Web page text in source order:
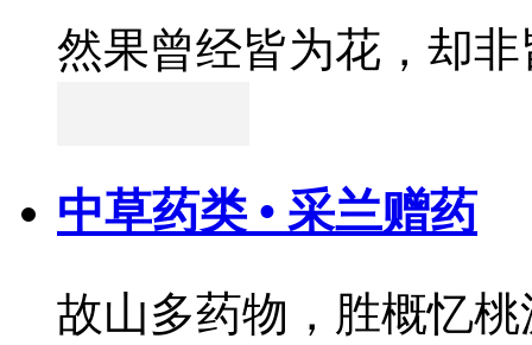
然果曾经皆为花，却
中草药类 • 采兰赠药
故山多药物，胜概忆桃